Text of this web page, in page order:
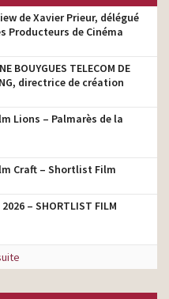
de Xavier Prieur, délégué
Producteurs de Cinéma
BOUYGUES TELECOM DE
directrice de création
Lions – Palmarès de la
Craft – Shortlist Film
2026 – SHORTLIST FILM